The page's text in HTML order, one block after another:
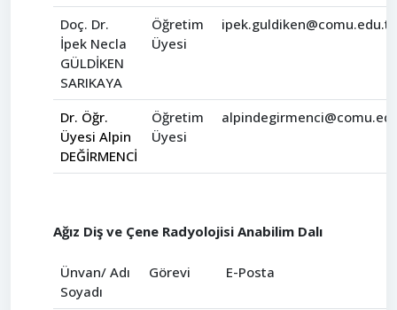
Doç. Dr.
İpek Necla
GÜLDİKEN
SARIKAYA
Öğretim
Üyesi
ipek.guldiken@comu.edu.tr
Dr. Öğr.
Üyesi Alpin
DEĞİRMENCİ
Öğretim
Üyesi
Ağız Diş ve Çene Radyolojisi Anabilim Dalı
Ünvan/ Adı
Soyadı
Görevi E-Posta